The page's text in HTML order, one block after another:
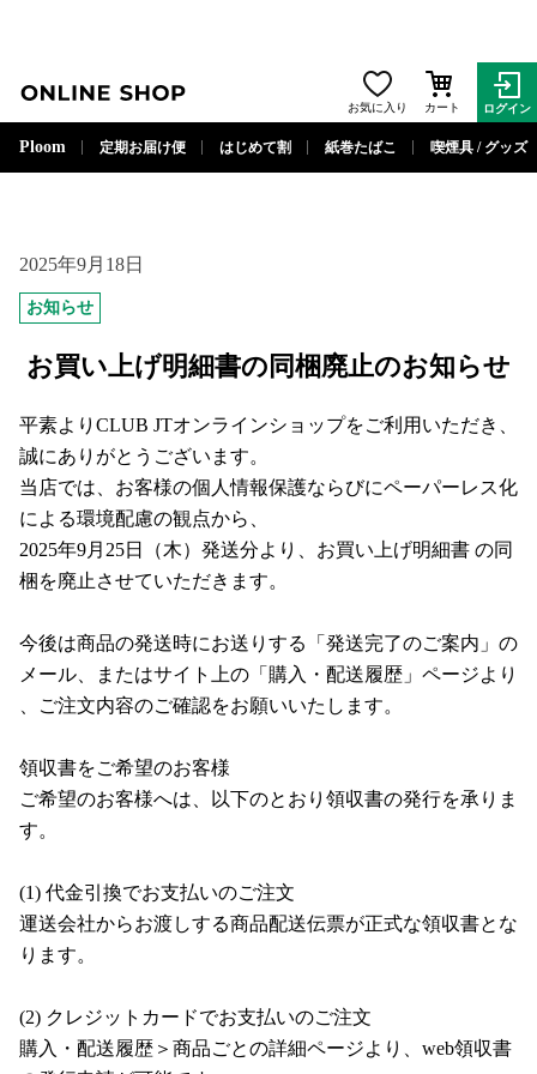
お気に入り カート ログイン
Ploom 定期お届け便 はじめて割 紙巻たばこ 喫煙具 / グッズ
2025年9月18日
お知らせ
お買い上げ明細書の同梱廃止のお知らせ
平素よりCLUB JTオンラインショップをご利用いただき、
誠にありがとうございます。
当店では、お客様の個人情報保護ならびにペーパーレス化
による環境配慮の観点から、
2025年9月25日（木）発送分より、お買い上げ明細書 の同
梱を廃止させていただきます。
今後は商品の発送時にお送りする「発送完了のご案内」の
メール、またはサイト上の「購入・配送履歴」ページより
、ご注文内容のご確認をお願いいたします。
領収書をご希望のお客様
ご希望のお客様へは、以下のとおり領収書の発行を承りま
す。
(1) 代金引換でお支払いのご注文
運送会社からお渡しする商品配送伝票が正式な領収書とな
ります。
(2) クレジットカードでお支払いのご注文
購入・配送履歴＞商品ごとの詳細ページより、web領収書